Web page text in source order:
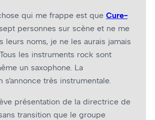
qui me frappe est que Cure-
personnes sur scène et ne me
leurs noms, je ne les aurais jamais
les instruments rock sont
un saxophone. La
s’annonce très instrumentale.
présentation de la directrice de
transition que le groupe